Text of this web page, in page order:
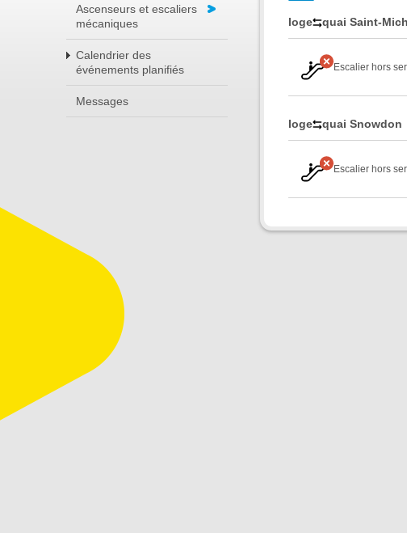
Ascenseurs et escaliers
mécaniques
Calendrier des
événements planifiés
Messages
loge quai Saint-
Escalier hors
loge quai Snowdon
Escalier hors